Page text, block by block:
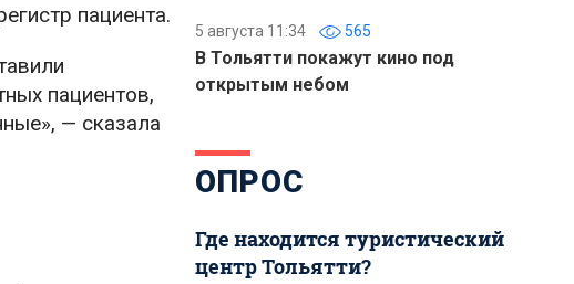
пациента.
пациентов,
— сказала
5 августа 11:34 565
В Тольятти покажут кино под
открытым небом
ОПРОС
Где находится туристический
центр Тольятти?